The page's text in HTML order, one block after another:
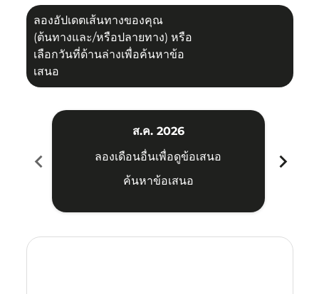
ลองอัปเดตเส้นทางของคุณ
(ต้นทางและ/หรือปลายทาง) หรือ
เลือกวันที่ด้านล่างเพื่อค้นหาข้อ
เสนอ
chevron_left
ส.ค. 2026
ลองเดือนอื่นเพื่อดูข้อเสนอ
ค้นหาข้อเสนอ
chevron_right